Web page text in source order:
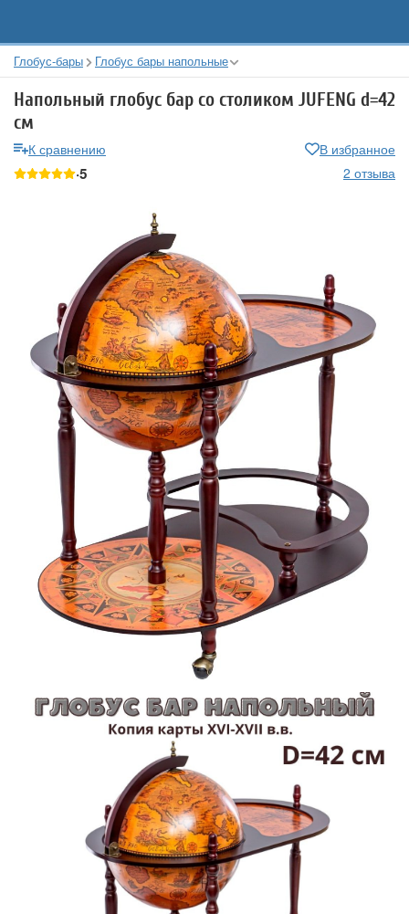
Глобус-бары Глобус бары напольные
Напольный глобус бар со столиком JUFENG d=42
см
К сравнению В избранное
5 2 отзыва